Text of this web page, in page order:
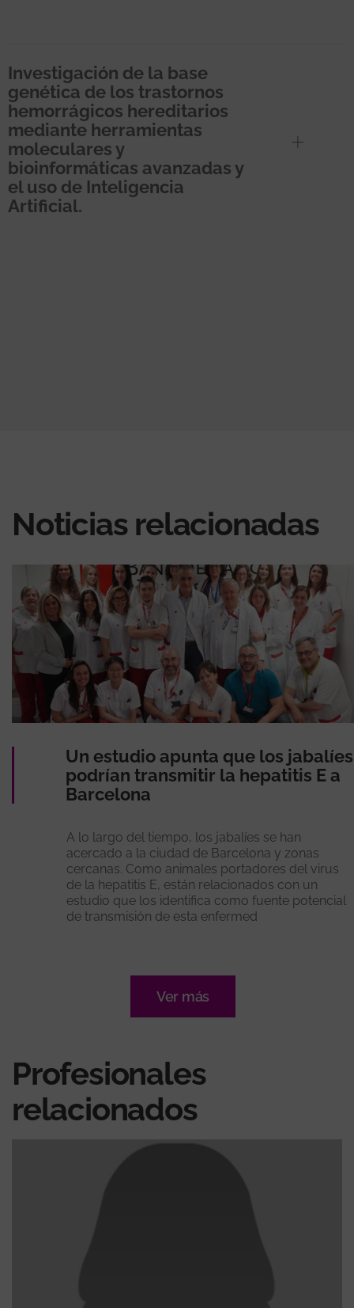
Investigación de la base
genética de los trastornos
hemorrágicos hereditarios
mediante herramientas
moleculares y
bioinformáticas avanzadas y
el uso de Inteligencia
Artificial.
Noticias relacionadas
Un estudio apunta que los jabalíes
podrían transmitir la hepatitis E a
Barcelona
A lo largo del tiempo, los jabalíes se han
acercado a la ciudad de Barcelona y zonas
cercanas. Como animales portadores del virus
de la hepatitis E, están relacionados con un
estudio que los identifica como fuente potencial
de transmisión de esta enfermed
Ver más
Profesionales
relacionados